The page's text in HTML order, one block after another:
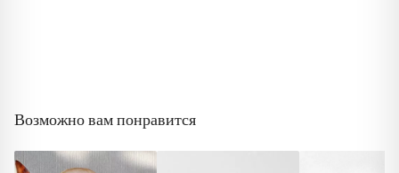
Возможно вам понравится